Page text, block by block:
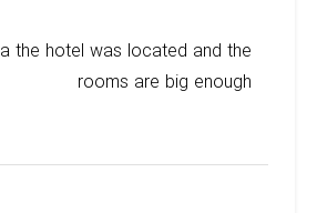
the hotel was located and the
rooms are big enough